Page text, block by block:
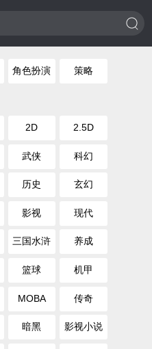
角色扮演 策略
2D 2.5D
武侠 科幻
历史 玄幻
影视 现代
三国水浒 养成
篮球 机甲
MOBA 传奇
暗黑 影视小说